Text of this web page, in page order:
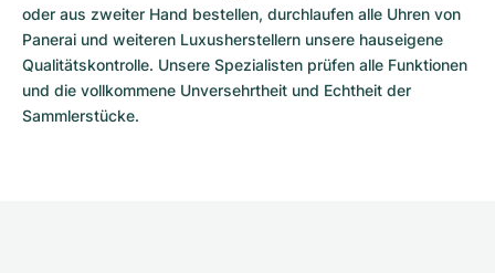
oder aus zweiter Hand bestellen, durchlaufen alle Uhren von
Panerai und weiteren Luxusherstellern unsere hauseigene
Qualitätskontrolle. Unsere Spezialisten prüfen alle Funktionen
und die vollkommene Unversehrtheit und Echtheit der
Sammlerstücke.